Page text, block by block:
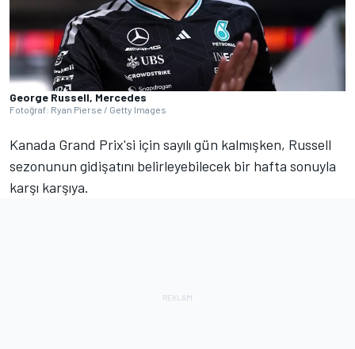
George Russell, Mercedes
Fotoğraf: Ryan Pierse / Getty Images
Kanada Grand Prix'si için sayılı gün kalmışken, Russell
sezonunun gidişatını belirleyebilecek bir hafta sonuyla
karşı karşıya.